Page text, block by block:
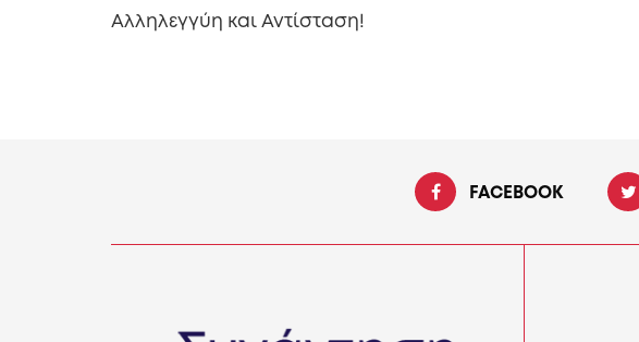
Αλληλεγγύη και Αντίσταση!
FACEBOOK